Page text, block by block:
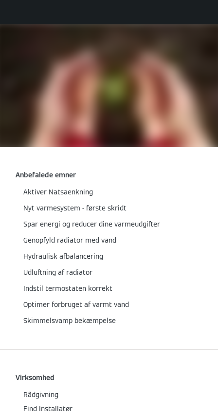
Anbefalede emner
Aktiver Natsaenkning
Nyt varmesystem - første skridt
Spar energi og reducer dine varmeudgifter
Genopfyld radiator med vand
Hydraulisk afbalancering
Udluftning af radiator
Indstil termostaten korrekt
Optimer forbruget af varmt vand
Skimmelsvamp bekæmpelse
Virksomhed
Rådgivning
Find Installatør